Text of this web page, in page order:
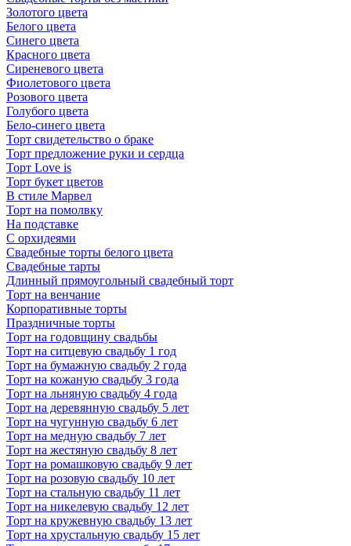
Золотого цвета
Белого цвета
Синего цвета
Красного цвета
Сиреневого цвета
Фиолетового цвета
Розового цвета
Голубого цвета
Бело-синего цвета
Торт свидетельство о браке
Торт предложение руки и сердца
Торт Love is
Торт букет цветов
В стиле Марвел
Торт на помолвку
На подставке
С орхидеями
Свадебные торты белого цвета
Свадебные тарты
Длинный прямоугольный свадебный торт
Торт на венчание
Корпоративные торты
Праздничные торты
Торт на годовщину свадьбы
Торт на ситцевую свадьбу 1 год
Торт на бумажную свадьбу 2 года
Торт на кожаную свадьбу 3 года
Торт на льняную свадьбу 4 года
Торт на деревянную свадьбу 5 лет
Торт на чугунную свадьбу 6 лет
Торт на медную свадьбу 7 лет
Торт на жестяную свадьбу 8 лет
Торт на ромашковую свадьбу 9 лет
Торт на розовую свадьбу 10 лет
Торт на стальную свадьбу 11 лет
Торт на никелевую свадьбу 12 лет
Торт на кружевную свадьбу 13 лет
Торт на хрустальную свадьбу 15 лет